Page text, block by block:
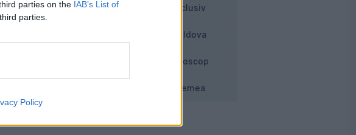
parties on the IAB’s List of
parties.
Policy
Exclusiv
Moldova
Horoscop
Vremea